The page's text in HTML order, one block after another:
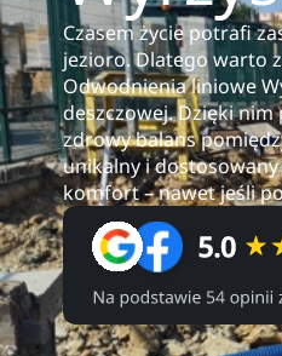
Czasem życie potrafi
jezioro. Dlatego warto
Odwodnienia liniowe
deszczowej. Dzięki
zdrowy balans
unikalny i
komfort – nawet jeśli